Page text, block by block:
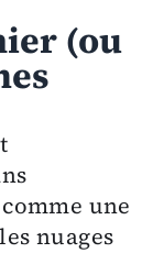
(ou
une
nuages